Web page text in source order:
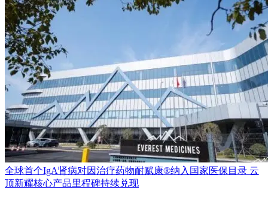
全球首个IgA肾病对因治疗药物耐赋康®纳入国家医保目录 云
顶新耀核心产品里程碑持续兑现